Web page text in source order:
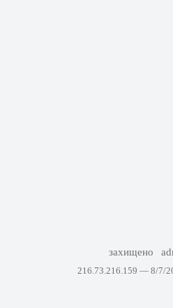
захищено
216.73.216.159 — 8/7/